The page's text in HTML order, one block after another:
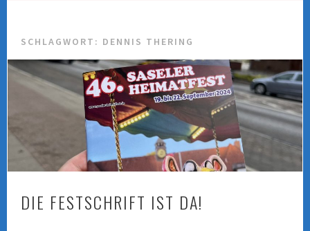
SCHLAGWORT: DENNIS THERING
DIE FESTSCHRIFT IST DA!